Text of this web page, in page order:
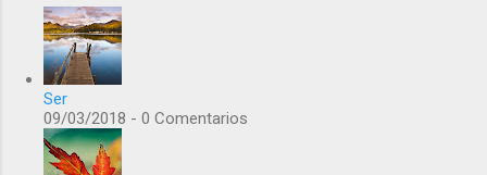
Ser
09/03/2018 - 0 Comentarios